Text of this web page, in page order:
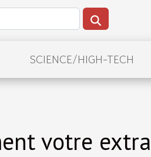
SCIENCE/HIGH-TECH
votre